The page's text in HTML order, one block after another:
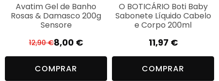
Avatim Gel de Banho
Rosas & Damasco 200g
Sensore
12,90€O
preço
original
8,00 €
O
preço
atual
COMPRAR
O BOTICÁRIO Boti Baby
Sabonete Líquido Cabelo
e Corpo 200ml
11,97 €
COMPRAR